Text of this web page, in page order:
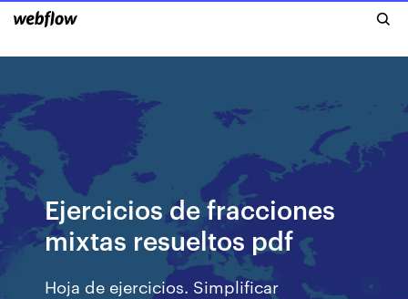
Ejercicios de fracciones
mixtas resueltos pdf
Hoja de ejercicios. Simplificar